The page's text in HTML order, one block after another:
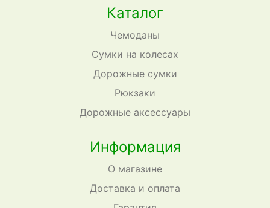
Каталог
Чемоданы
Сумки на колесах
Дорожные сумки
Рюкзаки
Дорожные аксессуары
Информация
О магазине
Доставка и оплата